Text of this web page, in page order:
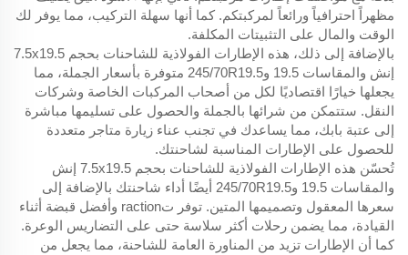
مظهراً احترافياً ورائعاً لمركبتكم. كما أنها سهلة التركيب، مما يوفر لك
الوقت والمال على التثبيتات المكلفة.
بالإضافة إلى ذلك، هذه الإطارات الفولاذية للشاحنات بحجم 7.5x19.5
إنش والمقاسات 19.5 و245/70R19.5 متوفرة بأسعار الجملة، مما
يجعلها خيارًا اقتصاديًا لكل من أصحاب المركبات الخاصة وشركات
النقل. ستتمكن من شرائها بالجملة والحصول على تسليمها مباشرة
إلى عتبة بابك، مما يساعدك في تجنب عناء زيارة متاجر متعددة
للحصول على الإطارات المناسبة لشاحنتك.
تُحسّن هذه الإطارات الفولاذية للشاحنات بحجم 7.5x19.5 إنش
والمقاسات 19.5 و245/70R19.5 أيضًا أداء شاحنتك بالإضافة إلى
سعرها المعقول وتصميمها المتين. توفر تraction وأفضل قبضة أثناء
القيادة، مما يضمن رحلات أكثر سلاسة حتى على التضاريس الوعرة.
كما أن الإطارات تزيد من المناورة العامة للشاحنة، مما يجعل من